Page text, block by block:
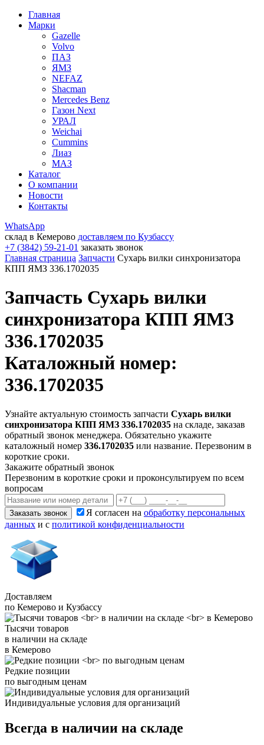
Главная
Марки
Gazelle
Volvo
ПАЗ
ЯМЗ
NEFAZ
Shacman
Mercedes Benz
Газон Next
УРАЛ
Weichai
Cummins
Лиаз
МАЗ
Каталог
О компании
Новости
Контакты
WhatsApp
склад в Кемерово доставляем по Кузбассу
+7 (3842) 59-21-01 заказать звонок
Главная страница Запчасти Сухарь вилки синхронизатора
КПП ЯМЗ 336.1702035
Запчасть Сухарь вилки
синхронизатора КПП ЯМЗ
336.1702035
Каталожный номер:
336.1702035
Узнайте актуальную стоимость запчасти Сухарь вилки
синхронизатора КПП ЯМЗ 336.1702035 на складе, заказав
обратный звонок менеджера. Обязательно укажите
каталожный номер 336.1702035 или название. Перезвоним в
короткие сроки.
Закажите обратный звонок
Перезвоним в короткие сроки и проконсультируем по всем
вопросам
Заказать звонок Я согласен на обработку персональных
данных и с политикой конфиденциальности
Доставляем
по Кемерово и Кузбассу
Тысячи товаров
в наличии на складе
в Кемерово
Редкие позиции
по выгодным ценам
Индивидуальные условия для организаций
Всегда в наличии на складе